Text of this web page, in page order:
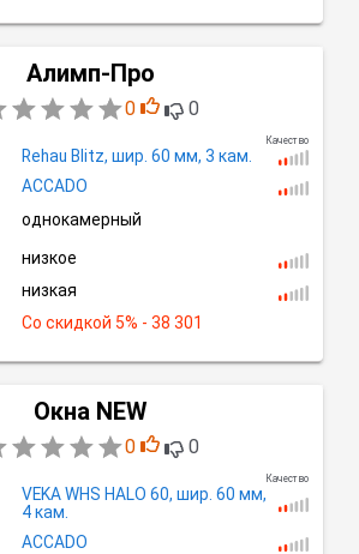
Алимп-Про
0 0
Качество
Rehau Blitz, шир. 60 мм, 3 кам.
ACCADO
однокамерный
низкое
низкая
Со скидкой 5% - 38 301
Окна NEW
0 0
Качество
VEKA WHS HALO 60, шир. 60 мм,
4кам.
ACCADO